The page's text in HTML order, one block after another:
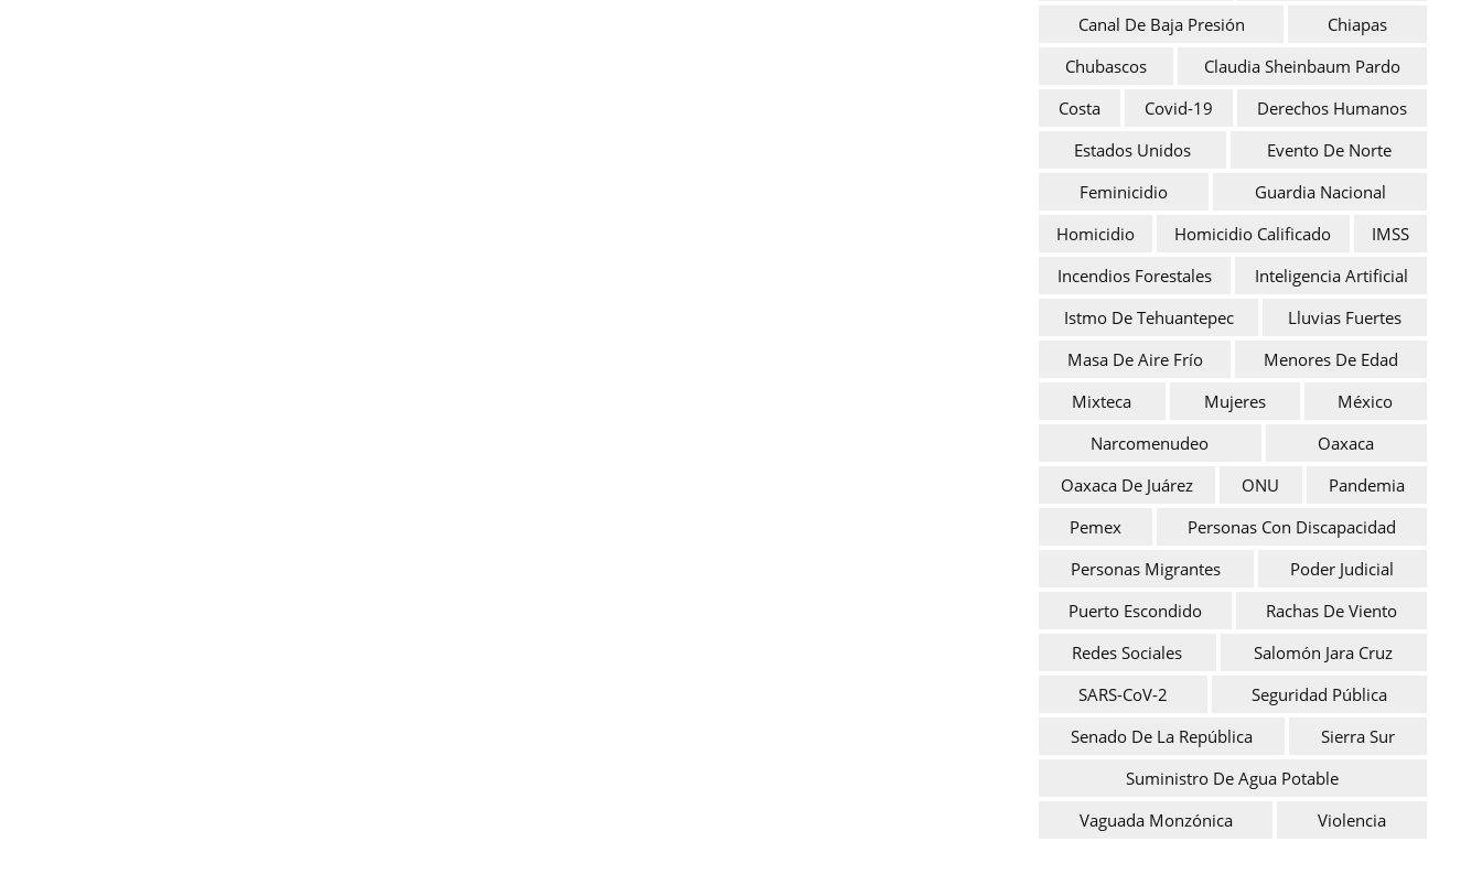
Canal De Baja Presión
Chiapas
Chubascos
Claudia Sheinbaum Pardo
Costa
Covid-19
Derechos Humanos
Estados Unidos
Evento De Norte
Feminicidio
Guardia Nacional
Homicidio
Homicidio Calificado
IMSS
Incendios Forestales
Inteligencia Artificial
Istmo De Tehuantepec
Lluvias Fuertes
Masa De Aire Frío
Menores De Edad
Mixteca
Mujeres
México
Narcomenudeo
Oaxaca
Oaxaca De Juárez
ONU
Pandemia
Pemex
Personas Con Discapacidad
Personas Migrantes
Poder Judicial
Puerto Escondido
Rachas De Viento
Redes Sociales
Salomón Jara Cruz
SARS-CoV-2
Seguridad Pública
Senado De La República
Sierra Sur
Suministro De Agua Potable
Vaguada Monzónica
Violencia